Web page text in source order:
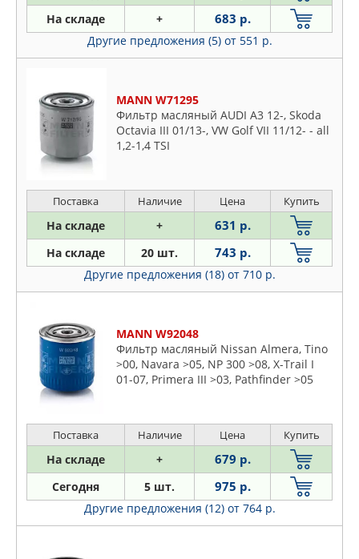
На складе + 683 р.
Другие предложения (5) от 551 р.
MANN W71295
Фильтр масляный AUDI A3 12-, Skoda
Octavia III 01/13-, VW Golf VII 11/12- - all
1,2-1,4 TSI
Поставка Наличие Цена Купить
На складе + 631 р.
На складе 20 шт. 743 р.
Другие предложения (18) от 710 р.
MANN W92048
Фильтр масляный Nissan Almera, Tino
>00, Navara >05, NP 300 >08, X-Trail I
01-07, Primera III >03, Pathfinder >05
Поставка Наличие Цена Купить
На складе + 679 р.
Сегодня 5 шт. 975 р.
Другие предложения (12) от 764 р.